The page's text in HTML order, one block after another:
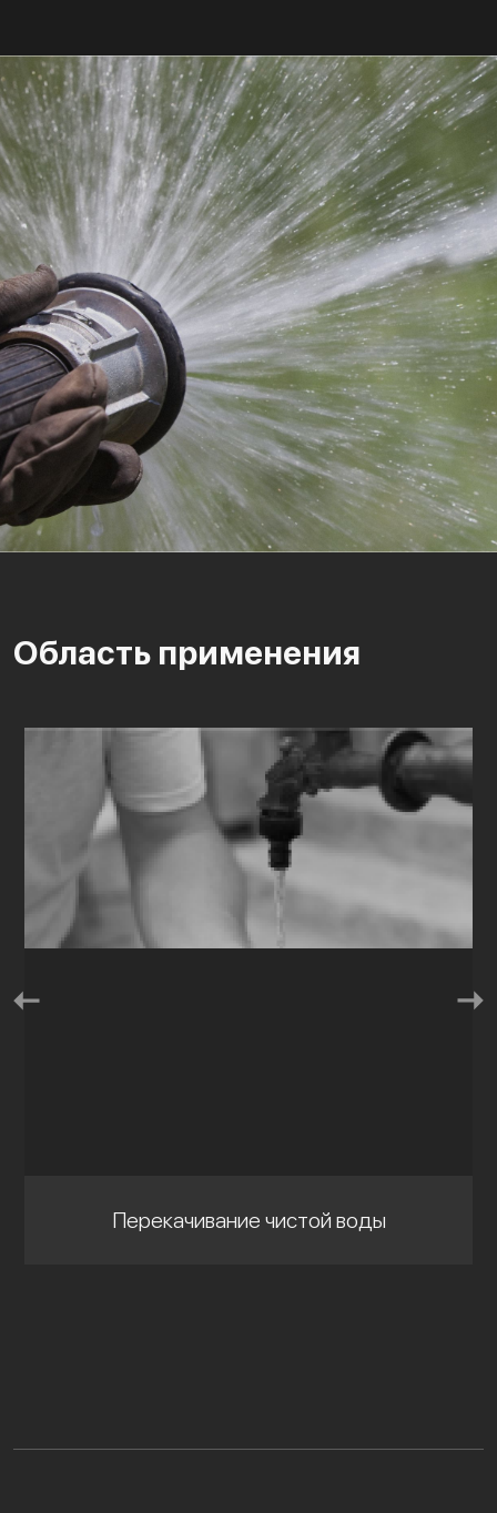
Область применения
Перекачивание чистой воды